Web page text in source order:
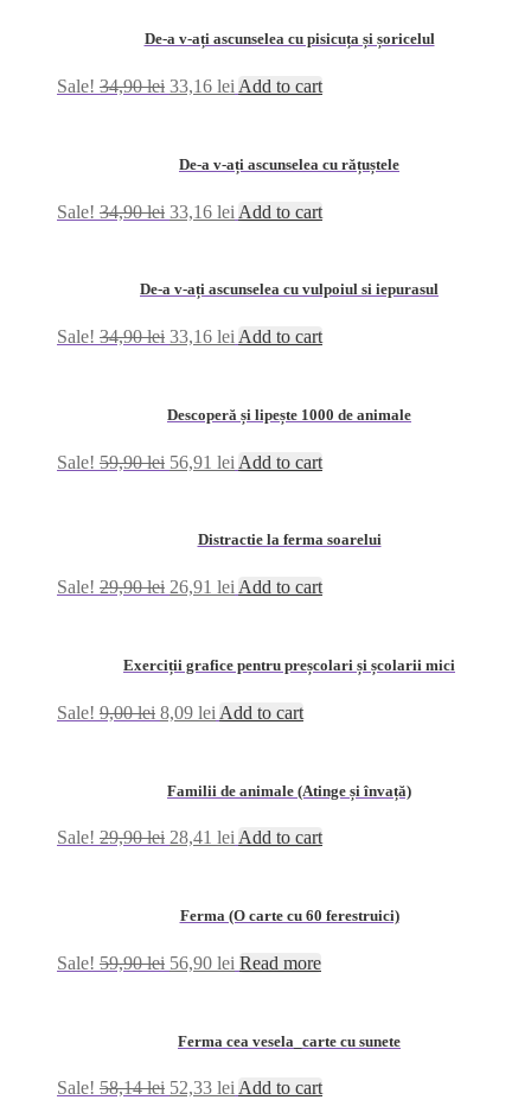
De-a v-ați ascunselea cu pisicuța și șoricelul
Sale! 34,90lei 33,16 lei Add to cart
De-a v-ați ascunselea cu rățuștele
Sale! 34,90lei 33,16 lei Add to cart
De-a v-ați ascunselea cu vulpoiul si iepurasul
Sale! 34,90lei 33,16 lei Add to cart
Descoperă și lipește 1000 de animale
Sale! 59,90lei 56,91 lei Add to cart
Distractie la ferma soarelui
Sale! 29,90lei 26,91 lei Add to cart
Exerciții grafice pentru preșcolari și școlarii mici
Sale! 9,00lei 8,09 lei Add to cart
Familii de animale (Atinge și învață)
Sale! 29,90lei 28,41 lei Add to cart
Ferma (O carte cu 60 ferestruici)
Sale! 59,90lei 56,90 lei Read more
Ferma cea vesela_carte cu sunete
Sale! 58,14lei 52,33 leiAdd to cart